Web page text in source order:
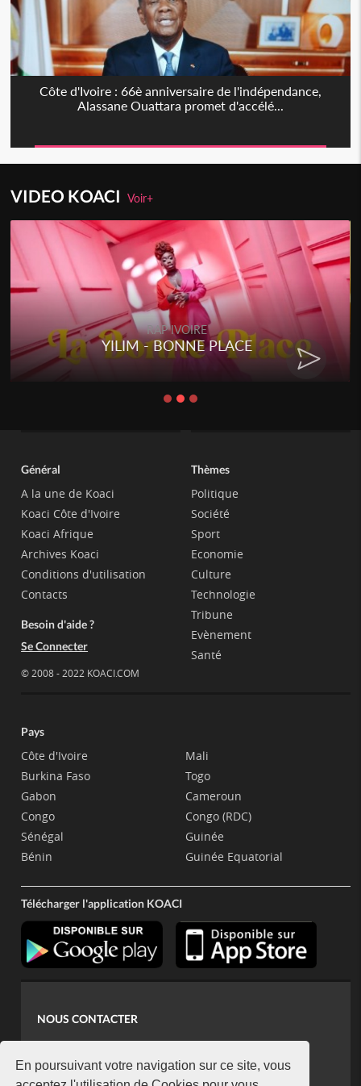
En poursuivant votre navigation sur ce site, vous
Côte d'Ivoire : 66è anniversaire de l'indépendance,
Alassane Ouattara promet d'accélé...
VIDEO KOACIVoir+
RAP IVOIRE
YILIM - BONNE PLACE
Général
A la une de Koaci
Koaci Côte d'Ivoire
Koaci Afrique
Archives Koaci
Conditions d'utilisation
Contacts
Besoin d'aide ?
Se Connecter
© 2008 - 2022 KOACI.COM
Thèmes
Politique
Société
Sport
Economie
Culture
Technologie
Tribune
Evènement
Santé
Pays
Côte d'Ivoire
Burkina Faso
Gabon
Congo
Sénégal
Bénin
Mali
Togo
Cameroun
Congo (RDC)
Guinée
Guinée Equatorial
Télécharger l'application KOACI
NOUS CONTACTER
koaci@yahoo.fr